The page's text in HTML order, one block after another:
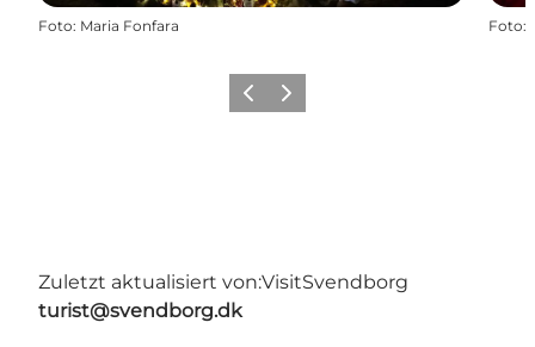
Foto: Maria Fonfara Foto:
Vorherige Folie
Nächste Folie
Zuletzt aktualisiert von:VisitSvendborg
turist@svendborg.dk